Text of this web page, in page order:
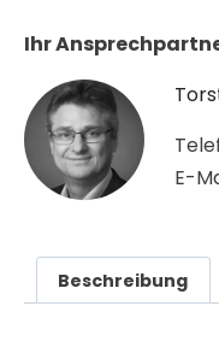
Ihr
E-
Beschreibung